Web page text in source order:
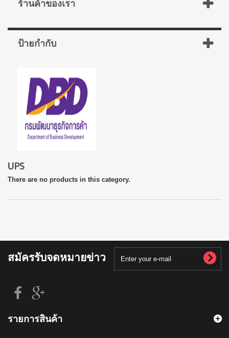
ร้านค้้าของเรา
ป้ายกำกับ
UPS
There are no products in this category.
สมัครรับจดหมายข่าว
รายการสินค้า